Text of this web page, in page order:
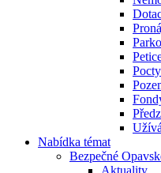
Pocty
Nabídka témat
Bezpečné